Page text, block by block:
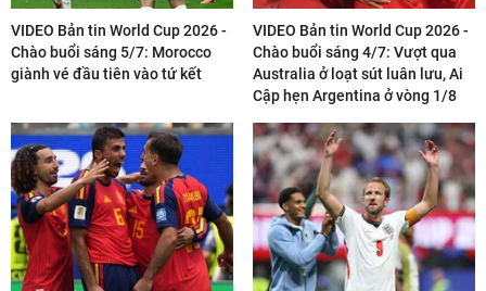
VIDEO Bản tin World Cup 2026 -
Chào buổi sáng 5/7: Morocco
giành vé đầu tiên vào tứ kết
VIDEO Bản tin World Cup 2026 -
Chào buổi sáng 4/7: Vượt qua
Australia ở loạt sút luân lưu, Ai
Cập hẹn Argentina ở vòng 1/8